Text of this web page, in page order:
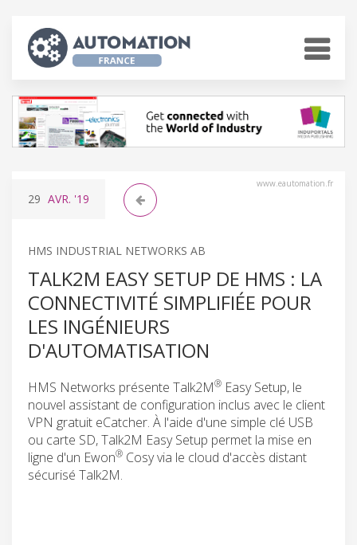
www.eautomation.fr
29 AVR. '19
HMS INDUSTRIAL NETWORKS AB
TALK2M EASY SETUP DE HMS : LA
CONNECTIVITÉ SIMPLIFIÉE POUR
LES INGÉNIEURS
D'AUTOMATISATION
HMS Networks présente Talk2M® Easy Setup, le
nouvel assistant de configuration inclus avec le client
VPN gratuit eCatcher. À l'aide d'une simple clé USB
ou carte SD, Talk2M Easy Setup permet la mise en
ligne d'un Ewon® Cosy via le cloud d'accès distant
sécurisé Talk2M.